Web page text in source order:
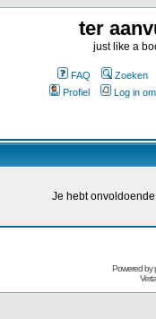
ter
just like a
FAQ
Zoeken
Profiel
Log in
Je hebt
Powered by